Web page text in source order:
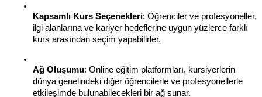
Kapsamlı Kurs Seçenekleri: Öğrenciler ve profesyoneller,
ilgi alanlarına ve kariyer hedeflerine uygun yüzlerce farklı
kurs arasından seçim yapabilirler.
Ağ Oluşumu: Online eğitim platformları, kursiyerlerin
dünya genelindeki diğer öğrencilerle ve profesyonellerle
etkileşimde bulunabilecekleri bir ağ sunar.